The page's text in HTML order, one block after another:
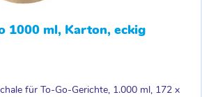
1000 ml, Karton, eckig
für To-Go-Gerichte, 1.000 ml, 172 x